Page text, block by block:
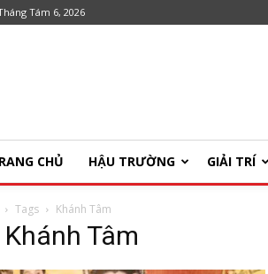
Tám 6, 2026
CHỦ HẬU TRƯỜNG GIẢI TRÍ
Tags Khánh Tâm
Khánh Tâm